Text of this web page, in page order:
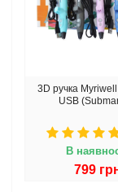
3D ручка
USB
В
799